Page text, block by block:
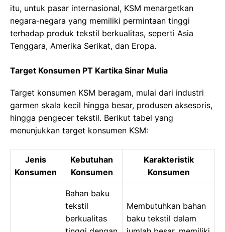
itu, untuk pasar internasional, KSM menargetkan
negara-negara yang memiliki permintaan tinggi
terhadap produk tekstil berkualitas, seperti Asia
Tenggara, Amerika Serikat, dan Eropa.
Target Konsumen PT Kartika Sinar Mulia
Target konsumen KSM beragam, mulai dari industri
garmen skala kecil hingga besar, produsen aksesoris,
hingga pengecer tekstil. Berikut tabel yang
menunjukkan target konsumen KSM:
Jenis
Konsumen
Kebutuhan
Konsumen
Karakteristik
Konsumen
Bahan baku
tekstil
berkualitas
Membutuhkan bahan
baku tekstil dalam